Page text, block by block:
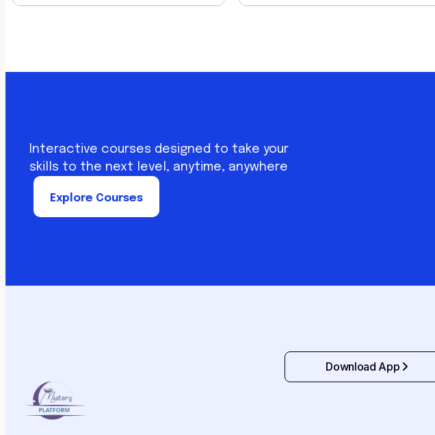
Interactive courses designed to take your
skills to the next level, anytime, anywhere
Explore Courses
Download App